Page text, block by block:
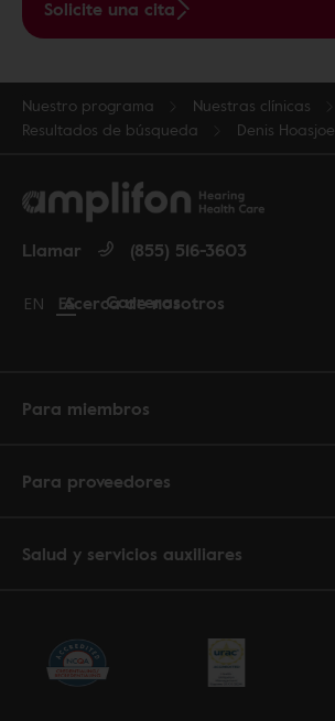
Solicite una cita
Nuestro programa
Nuestras clínicas
Resultados de búsqueda
Denis Hoasjoe
Acerca de nosotros
Carreras
Llamar (855) 516-3603
Change language to English
EN Cambiar idioma a español
ES
Para miembros
Para proveedores
Salud y servicios auxiliares